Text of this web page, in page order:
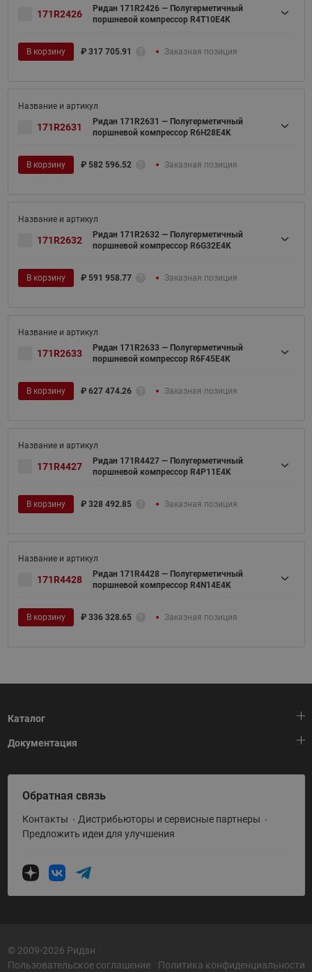
171R2426
Ридан 171R2426 — Полугерметичный
поршневой компрессор R4T10E4K
В корзину ₽ 317 705.91 Заказная позиция
171R2631
Ридан 171R2631 — Полугерметичный
поршневой компрессор R6H28E4K
В корзину ₽ 582 596.52 Заказная позиция
171R2632
Ридан 171R2632 — Полугерметичный
поршневой компрессор R6G32E4K
В корзину ₽ 591 958.77 Заказная позиция
171R2633
Ридан 171R2633 — Полугерметичный
поршневой компрессор R6F45E4K
В корзину ₽ 627 474.26 Заказная позиция
171R4427
Ридан 171R4427 — Полугерметичный
поршневой компрессор R4P11E4K
В корзину ₽ 328 492.85 Заказная позиция
171R4428
Ридан 171R4428 — Полугерметичный
поршневой компрессор R4N14E4K
В корзину ₽ 336 328.65 Заказная позиция
Каталог
Тепловая автоматика
Холодильная техника
Приводная техника
Промышленная автоматика
Теплообменное оборудование
Насосное оборудование
Документация
HeatPlatform (Тепловая платформа)
Полезные программы и инструменты
Условия поставки
Обратная связь
Контакты
Дистрибьюторы и сервисные партнеры
Предложить идеи для улучшения
© 2009-2026 Ридан
Пользовательское соглашение
Политика конфиденциальности